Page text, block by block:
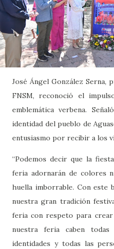
José Ángel González Serna,
FNSM, reconoció el
emblemática verbena.
identidad del pueblo de
entusiasmo por recibir a los
“Podemos decir que la
feria adornarán de colores
huella imborrable. Con este
nuestra gran tradición
feria con respeto para crear
nuestra feria caben
identidades y todas las